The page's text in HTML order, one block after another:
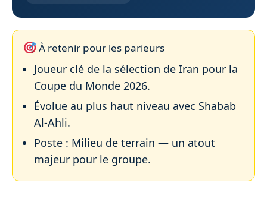
À retenir pour les parieurs
Joueur clé de la sélection de Iran pour la
Coupe du Monde 2026.
Évolue au plus haut niveau avec Shabab
Al-Ahli.
Poste : Milieu de terrain — un atout
majeur pour le groupe.